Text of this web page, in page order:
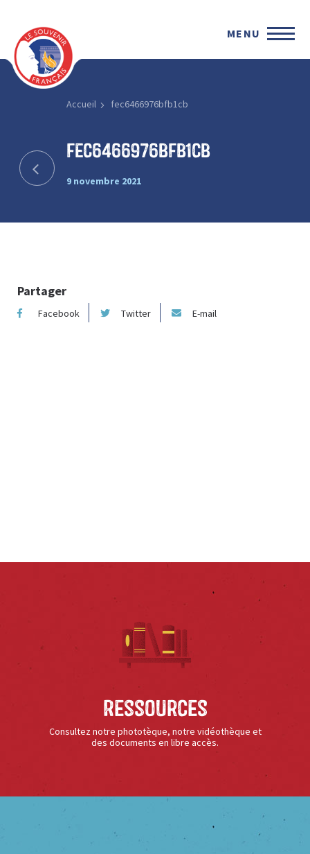
MENU
Accueil fec6466976bfb1cb
fec6466976bfb1cb
9 novembre 2021
Partager
Facebook Twitter E-mail
Ressources
Consultez notre phototèque, notre vidéothèque et
des documents en libre accès.